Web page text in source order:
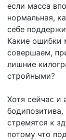
если масса
нормальная,
себе
Какие ошибки
совершаем,
лишние
стройными?
Хотя сейчас и
стремятся к
потому что